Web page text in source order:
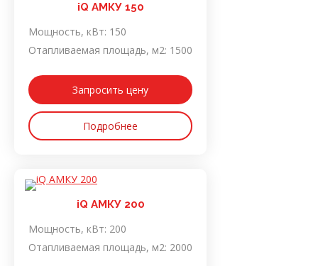
iQ АМКУ 150
Мощность, кВт: 150
Отапливаемая площадь, м2: 1500
Запросить цену
Подробнее
iQ АМКУ 200
Мощность, кВт: 200
Отапливаемая площадь, м2: 2000